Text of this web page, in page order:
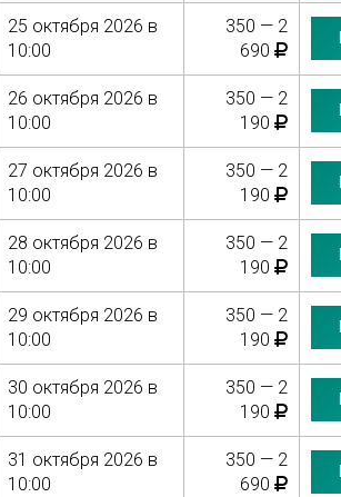
25 октября 2026 в
10:00
350 — 2
690
26 октября 2026 в
10:00
350 — 2
190
27 октября 2026 в
10:00
350 — 2
190
28 октября 2026 в
10:00
350 — 2
190
29 октября 2026 в
10:00
350 — 2
190
30 октября 2026 в
10:00
350 — 2
190
31 октября 2026 в
10:00
350 — 2
690